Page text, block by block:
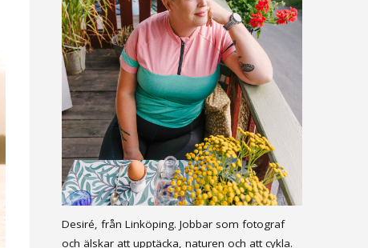
Desiré, från Linköping. Jobbar som fotograf
och älskar att upptäcka, naturen och att cykla.